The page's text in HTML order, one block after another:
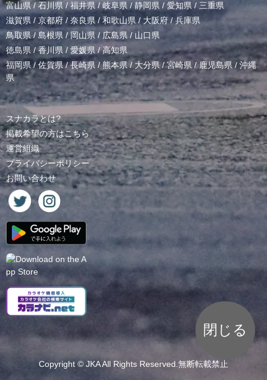
富山県 /石川県/福井県/岐阜県 / 静岡県 / 愛知県 / 三重県
滋賀県 / 京都府 / 奈良県 / 和歌山県/ 大阪府 /兵庫県
鳥取県/ 島根県 /岡山県/ 広島県 / 山口県
徳島県 /香川県 / 愛媛県/高知県
福岡県/佐賀県/長崎県 /熊本県/ 大分県/宮崎県 /鹿児島県 / 沖縄
県
スナカラとは?
掲載希望の方はこちら
運営組織
プライバシーポリシー
お問い合わせ
Copyright © JKAAll Rights Reserved.無断転載禁止
閉じる